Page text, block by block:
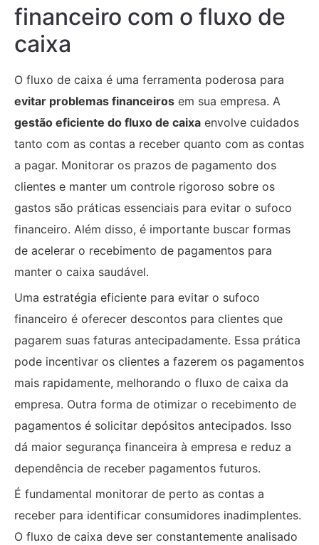
financeiro com o fluxo de
caixa
O fluxo de caixa é uma ferramenta poderosa para
evitar problemas financeiros em sua empresa. A
gestão eficiente do fluxo de caixa envolve cuidados
tanto com as contas a receber quanto com as contas
a pagar. Monitorar os prazos de pagamento dos
clientes e manter um controle rigoroso sobre os
gastos são práticas essenciais para evitar o sufoco
financeiro. Além disso, é importante buscar formas
de acelerar o recebimento de pagamentos para
manter o caixa saudável.
Uma estratégia eficiente para evitar o sufoco
financeiro é oferecer descontos para clientes que
pagarem suas faturas antecipadamente. Essa prática
pode incentivar os clientes a fazerem os pagamentos
mais rapidamente, melhorando o fluxo de caixa da
empresa. Outra forma de otimizar o recebimento de
pagamentos é solicitar depósitos antecipados. Isso
dá maior segurança financeira à empresa e reduz a
dependência de receber pagamentos futuros.
É fundamental monitorar de perto as contas a
receber para identificar consumidores inadimplentes.
O fluxo de caixa deve ser constantemente analisado